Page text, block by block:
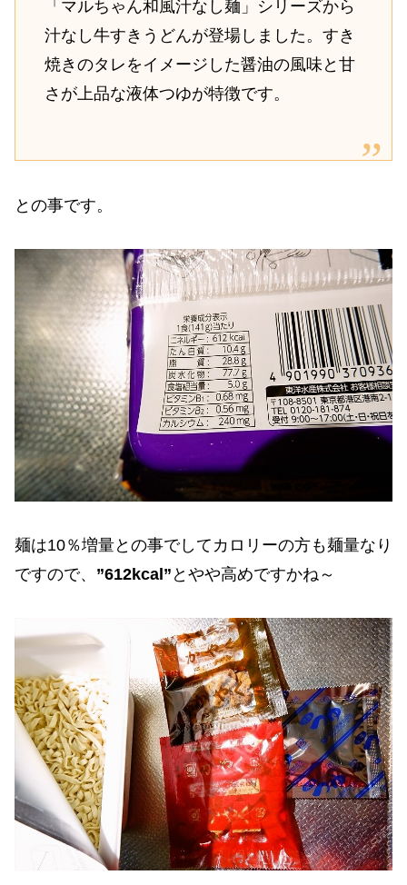
「マルちゃん和風汁なし麺」シリーズから
汁なし牛すきうどんが登場しました。すき
焼きのタレをイメージした醤油の風味と甘
さが上品な液体つゆが特徴です。
との事です。
麺は10％増量との事でしてカロリーの方も麺量なり
ですので、 ”612kcal” とやや高めですかね～